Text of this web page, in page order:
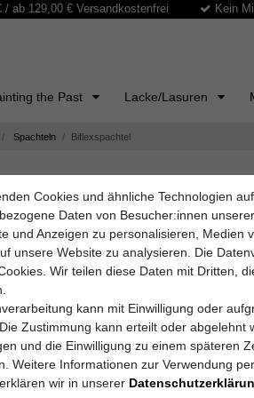
ab 129,00 € Versandkostenfrei Kein
the Past Lacke/Lasuren
Spachteln Biflexspachtel
Ergebnisse
für alle, die perfekte Oberflächen
Decken und anderen Untergründen.
auch höchsten Ansprüchen gerecht wird.
Cookies und ähnliche Technologien
Daten von Besucher:innen
und Anzeigen zu personalisieren, Medien
unsere Website zu analysieren. Die
Wir teilen diese Daten mit Dritten,
kann mit Einwilligung oder
Zustimmung kann erteilt oder abgelehnt
und die Einwilligung zu einem späteren
Weitere Informationen zur Verwendung
wir in unserer